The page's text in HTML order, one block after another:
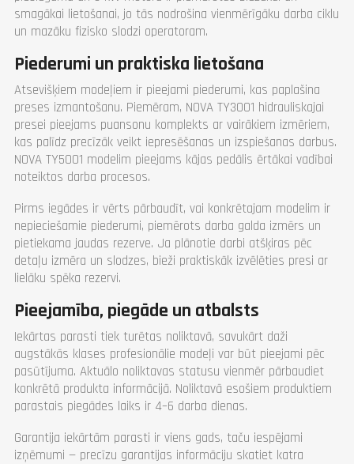
smagākai lietošanai, jo tās nodrošina vienmērīgāku darba ciklu
un mazāku fizisko slodzi operatoram.
Piederumi un praktiska lietošana
Atsevišķiem modeļiem ir pieejami piederumi, kas paplašina
preses izmantošanu. Piemēram, NOVA TY3001 hidrauliskajai
presei pieejams puansonu komplekts ar vairākiem izmēriem,
kas palīdz precīzāk veikt iepresēšanas un izspiešanas darbus.
NOVA TY5001 modelim pieejams kājas pedālis ērtākai vadībai
noteiktos darba procesos.
Pirms iegādes ir vērts pārbaudīt, vai konkrētajam modelim ir
nepieciešamie piederumi, piemērots darba galda izmērs un
pietiekama jaudas rezerve. Ja plānotie darbi atšķiras pēc
detaļu izmēra un slodzes, bieži praktiskāk izvēlēties presi ar
lielāku spēka rezervi.
Pieejamība, piegāde un atbalsts
Iekārtas parasti tiek turētas noliktavā, savukārt daži
augstākās klases profesionālie modeļi var būt pieejami pēc
pasūtījuma. Aktuālo noliktavas statusu vienmēr pārbaudiet
konkrētā produkta informācijā. Noliktavā esošiem produktiem
parastais piegādes laiks ir 4–6 darba dienas.
Garantija iekārtām parasti ir viens gads, taču iespējami
izņēmumi — precīzu garantijas informāciju skatiet katra